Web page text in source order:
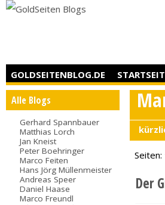
GOLDSEITENBLOG.DE
Alle Blogs
Gerhard Spannbauer
Matthias Lorch
Jan Kneist
Peter Boehringer
Marco Feiten
Hans Jörg Müllenmeister
Andreas Speer
Daniel Haase
Marco Freundl
Seiten:
Der